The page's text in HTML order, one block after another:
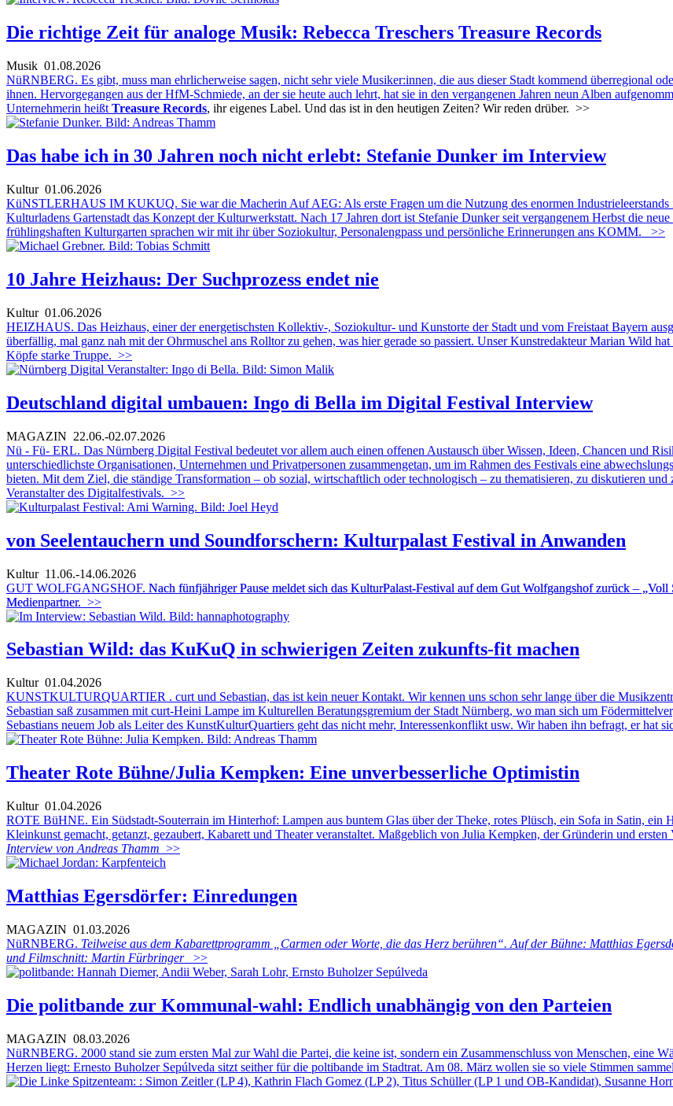
Die richtige Zeit für analoge Musik: Rebecca Treschers Treasure Records
Musik 01.08.2026
NüRNBERG. Es gibt, muss man ehrlicherweise sagen, nicht sehr viele Musiker:innen, die aus dieser Stadt kommend überregional
ihnen. Hervorgegangen aus der HfM-Schmiede, an der sie heute auch lehrt, hat sie in den vergangenen Jahren neun Alben
Unternehmerin heißt Treasure Records, ihr eigenes Label. Und das ist in den heutigen Zeiten? Wir reden drüber. >>
Das habe ich in 30 Jahren noch nicht erlebt: Stefanie Dunker im Interview
Kultur01.06.2026
KüNSTLERHAUS IM KUKUQ. Sie war die Macherin Auf AEG: Als erste Fragen um die Nutzung des enormen
Kulturladens Gartenstadt das Konzept der Kulturwerkstatt. Nach 17 Jahren dort ist Stefanie Dunker seit vergangenem Herbst die
frühlingshaften Kulturgarten sprachen wir mit ihr über Soziokultur, Personalengpass und persönliche Erinnerungen ans KOMM.
>>
10 Jahre Heizhaus: Der Suchprozess endet nie
Kultur01.06.2026
HEIZHAUS. Das Heizhaus, einer der energetischsten Kollektiv-, Soziokultur- und Kunstorte der Stadt und vom Freistaat Bayern
überfällig, mal ganz nah mit der Ohrmuschel ans Rolltor zu gehen, was hier gerade so passiert. Unser Kunstredakteur Marian Wild
Köpfe starke Truppe. >>
Deutschland digital umbauen: Ingo di Bella im Digital Festival Interview
MAGAZIN 22.06.-02.07.2026
Nü - Fü- ERL. Das Nürnberg Digital Festival bedeutet vor allem auch einen offenen Austausch über Wissen, Ideen, Chancen und
unterschiedlichste Organisationen, Unternehmen und Privatpersonen zusammengetan, um im Rahmen des Festivals eine
bieten. Mit dem Ziel, die ständige Transformation – ob sozial, wirtschaftlich oder technologisch – zu thematisieren, zu diskutieren
Veranstalter des Digitalfestivals. >>
von Seelentauchern und Soundforschern: Kulturpalast Festival in Anwanden
Kultur11.06.-14.06.2026
GUT WOLFGANGSHOF. Nach fünfjähriger Pause meldet sich das KulturPalast-Festival auf dem Gut Wolfgangshof zurück –
Medienpartner. >>
Sebastian Wild: das KuKuQ in schwierigen Zeiten zukunfts-fit machen
Kultur01.04.2026
KUNSTKULTURQUARTIER . curt und Sebastian, das ist kein neuer Kontakt. Wir kennen uns schon sehr lange über die
Sebastian saß zusammen mit curt-Heini Lampe im Kulturellen Beratungsgremium der Stadt Nürnberg, wo man sich um
Sebastians neuem Job als Leiter des KunstKulturQuartiers geht das nicht mehr, Interessenkonflikt usw. Wir haben ihn befragt, er hat
Theater Rote Bühne/Julia Kempken: Eine unverbesserliche Optimistin
Kultur01.04.2026
ROTE BüHNE. Ein Südstadt-Souterrain im Hinterhof: Lampen aus buntem Glas über der Theke, rotes Plüsch, ein Sofa in Satin, ein
Kleinkunst gemacht, getanzt, gezaubert, Kabarett und Theater veranstaltet. Maßgeblich von Julia Kempken, der Gründerin und ersten
Interview von Andreas Thamm >>
Matthias Egersdörfer: Einredungen
MAGAZIN 01.03.2026
NüRNBERG. Teilweise aus dem Kabarettprogramm „Carmen oder Worte, die das Herz berühren“. Auf der Bühne: Matthias
und Filmschnitt: Martin Fürbringer
>>
Die politbande zur Kommunal-wahl: Endlich unabhängig von den Parteien
MAGAZIN 08.03.2026
NüRNBERG. 2000 stand sie zum ersten Mal zur Wahl die Partei, die keine ist, sondern ein Zusammenschluss von Menschen, eine
Herzen liegt: Ernesto Buholzer Sepúlveda sitzt seither für die poltibande im Stadtrat. Am 08. März wollen sie so viele Stimmen